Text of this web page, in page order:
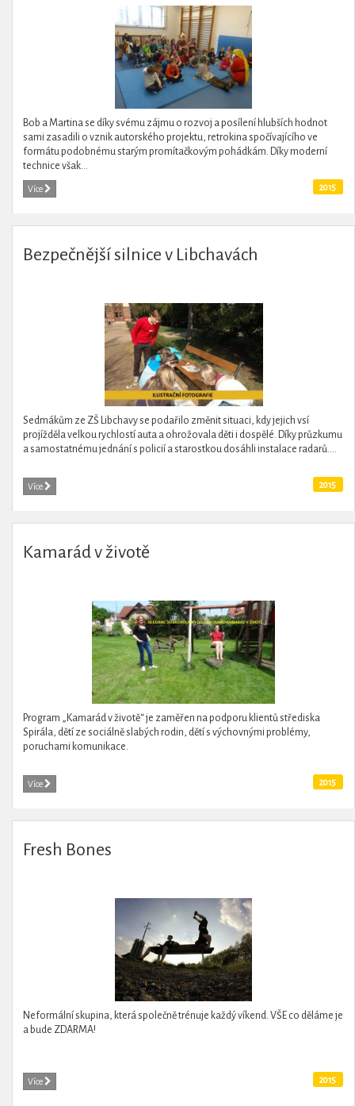
Bob a Martina se díky svému zájmu o rozvoj a posílení hlubších hodnot
sami zasadili o vznik autorského projektu, retrokina spočívajícího ve
formátu podobnému starým promítačkovým pohádkám. Díky moderní
technice však...
Více 2015
Bezpečnější silnice v Libchavách
Sedmákům ze ZŠ Libchavy se podařilo změnit situaci, kdy jejich vsí
projížděla velkou rychlostí auta a ohrožovala děti i dospělé. Díky průzkumu
a samostatnému jednání s policií a starostkou dosáhli instalace radarů....
Více 2015
Kamarád v životě
Program „Kamarád v životě“ je zaměřen na podporu klientů střediska
Spirála, dětí ze sociálně slabých rodin, dětí s výchovnými problémy,
poruchami komunikace.
Více 2015
Fresh Bones
Neformální skupina, která společně trénuje každý víkend. VŠE co děláme je
a bude ZDARMA!
Více 2015